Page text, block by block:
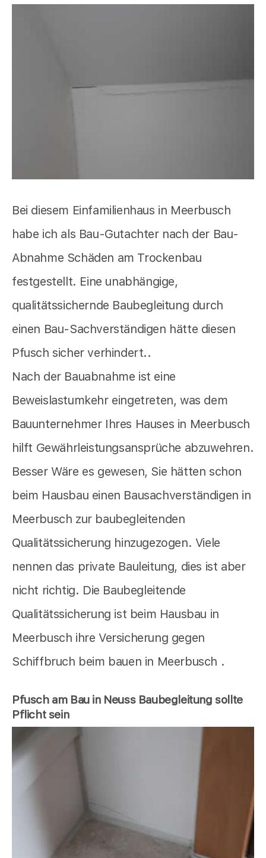
Bei diesem Einfamilienhaus in Meerbusch
habe ich als Bau-Gutachter nach der Bau-
Abnahme Schäden am Trockenbau
festgestellt. Eine unabhängige,
qualitätssichernde Baubegleitung durch
einen Bau-Sachverständigen hätte diesen
Pfusch sicher verhindert..
Nach der Bauabnahme ist eine
Beweislastumkehr eingetreten, was dem
Bauunternehmer Ihres Hauses in Meerbusch
hilft Gewährleistungsansprüche abzuwehren.
Besser Wäre es gewesen, Sie hätten schon
beim Hausbau einen Bausachverständigen in
Meerbusch zur baubegleitenden
Qualitätssicherung hinzugezogen. Viele
nennen das private Bauleitung, dies ist aber
nicht richtig. Die Baubegleitende
Qualitätssicherung ist beim Hausbau in
Meerbusch ihre Versicherung gegen
Schiffbruch beim bauen in Meerbusch .
Pfusch am Bau in Neuss Baubegleitung sollte
Pflicht sein